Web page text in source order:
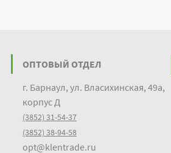
ОПТОВЫЙ ОТДЕЛ
г. Барнаул, ул. Власихинская, 49а,
корпус Д
(3852) 31-54-37
(3852) 38-94-58
opt@klentrade.ru